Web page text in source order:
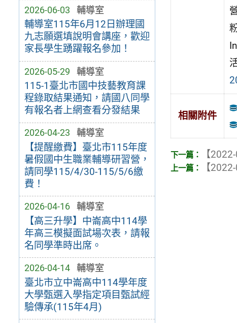
2026-06-03 輔導室
輔導室115年6月12日辦理國
九志願選填說明會講座，歡迎
家長學生踴躍報名參加！
2026-05-29 輔導室
115-1臺北市國中技藝教育課
程錄取結果通知，請國八同學
有報名者上網查看分發結果
2026-04-23 輔導室
【提醒繳費】臺北市115年度
暑假國中生職業輔導研習營，
請同學115/4/30-115/5/6繳
費！
2026-04-16 輔導室
【高三升學】中崙高中114學
年高三模擬面試場次表，請報
名同學準時出席。
2026-04-14 輔導室
臺北市立中崙高中114學年度
大學甄選入學指定項目甄試經
驗傳承(115年4月)
相關附件
【
【